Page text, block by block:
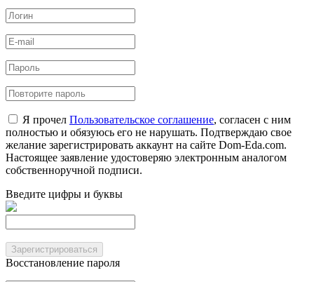
Я прочел Пользовательское соглашение, согласен с ним
полностью и обязуюсь его не нарушать. Подтверждаю свое
желание зарегистрировать аккаунт на сайте Dom-Eda.com.
Настоящее заявление удостоверяю электронным аналогом
собственноручной подписи.
Введите цифры и буквы
Зарегистрироваться
Восстановление пароля